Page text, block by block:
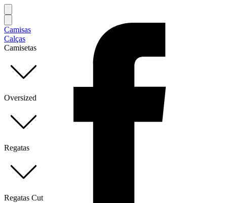
Camisas
Calças
Camisetas
Oversized
Regatas
Regatas Cut